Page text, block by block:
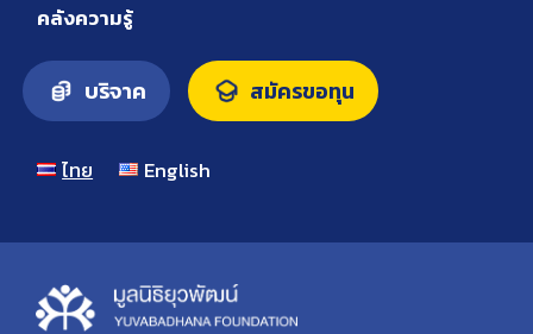
คลังความรู้
บริจาค สมัครขอทุน
ไทย English